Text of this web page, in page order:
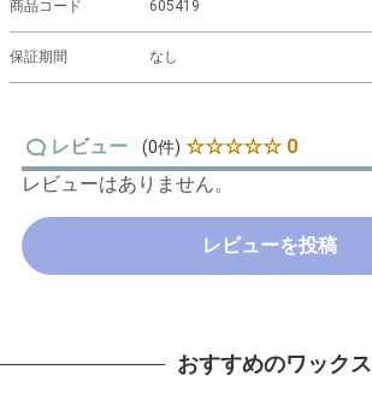
商品コード 605419
保証期間 なし
レビュー (0件) ☆☆☆☆☆ 0
レビューはありません。
レビューを投稿
おすすめのワックス